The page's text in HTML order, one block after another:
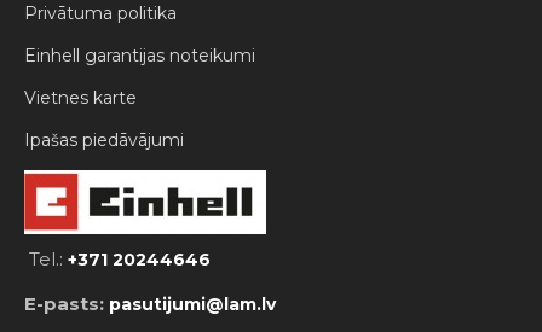
Privātuma politika
Einhell garantijas noteikumi
Vietnes karte
Ipašas piedāvājumi
Tel.: +371 20244646
E-pasts: pasutijumi@lam.lv